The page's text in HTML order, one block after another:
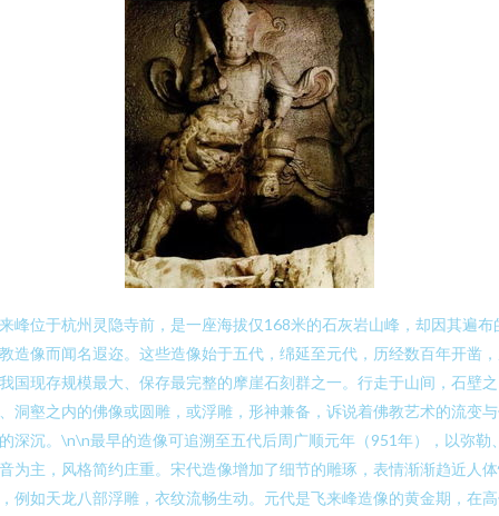
峰位于杭州灵隐寺前，是一座海拔仅168米的石灰岩山峰，却因其遍布
造像而闻名遐迩。这些造像始于五代，绵延至元代，历经数百年开凿
国现存规模最大、保存最完整的摩崖石刻群之一。行走于山间，石壁之
洞壑之内的佛像或圆雕，或浮雕，形神兼备，诉说着佛教艺术的流变
深沉。\n\n最早的造像可追溯至五代后周广顺元年（951年），以弥勒
为主，风格简约庄重。宋代造像增加了细节的雕琢，表情渐渐趋近人
例如天龙八部浮雕，衣纹流畅生动。元代是飞来峰造像的黄金期，在